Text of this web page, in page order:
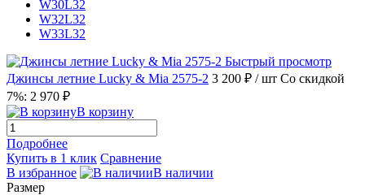
W30L32
W32L32
W33L32
Быстрый просмотр
Джинсы летние Lucky & Mia 2575-2 3 200 ₽ / шт Со скидкой
7%: 2 970 ₽
В корзину
Подробнее
Купить в 1 клик Сравнение
В избранное
В наличии
Размер